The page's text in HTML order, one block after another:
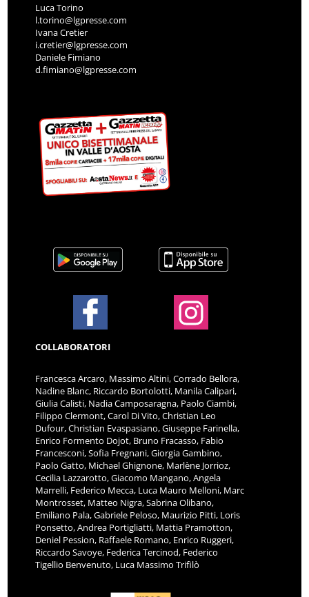
Luca Torino
l.torino@lgpresse.com
Ivana Cretier
i.cretier@lgpresse.com
Daniele Fimiano
d.fimiano@lgpresse.com
COLLABORATORI
Francesca Arcaro, Massimo Altini, Corrado Bellora,
Nadine Blanc, Riccardo Bortolotti, Manila Calipari,
Giulia Calisti, Nadia Camposaragna, Paolo Ciambi,
Filippo Clermont, Carol Di Vito, Christian Leo
Dufour, Christian Evaspasiano, Giuseppe Farinella,
Enrico Formento Dojot, Bruno Fracasso, Fabio
Francesconi, Sofia Fregnani, Giorgia Gambino,
Paolo Gatto, Michael Ghignone, Marlène Jorrioz,
Cecilia Lazzarotto, Giacomo Mangano, Angela
Marrelli, Federico Mecca, Luca Mauro Melloni, Marc
Montrosset, Matteo Nigra, Sabrina Olibano,
Emiliano Pala, Gabriele Peloso, Maurizio Pitti, Loris
Ponsetto, Andrea Portigliatti, Mattia Pramotton,
Deniel Pession, Raffaele Romano, Enrico Ruggeri,
Riccardo Savoye, Federica Tercinod, Federico
Tigellio Benvenuto, Luca Massimo Trifilò